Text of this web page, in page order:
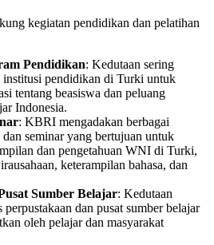
kegiatan pendidikan dan pelatihan
Pendidikan: Kedutaan sering
institusi pendidikan di Turki untuk
tentang beasiswa dan peluang
Indonesia.
: KBRI mengadakan berbagai
seminar yang bertujuan untuk
dan pengetahuan WNI di Turki,
keterampilan bahasa, dan
Sumber Belajar: Kedutaan
dan pusat sumber belajar
oleh pelajar dan masyarakat